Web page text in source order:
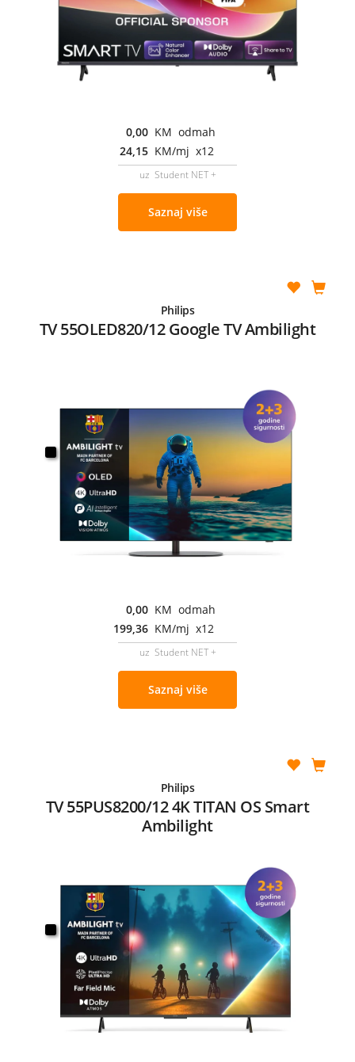
0,00 KM odmah
24,15 KM/mj x12
uz Student NET +
Saznaj više
Philips
TV 55OLED820/12 Google TV Ambilight
0,00 KM odmah
199,36 KM/mj x12
uz Student NET +
Saznaj više
Philips
TV 55PUS8200/12 4K TITAN OS Smart
Ambilight